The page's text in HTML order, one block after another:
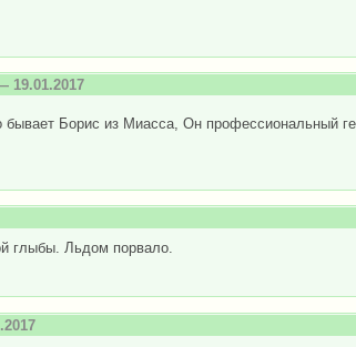
19.01.2017
бывает Борис из Миасса, Он профессиональный
глыбы. Льдом порвало.